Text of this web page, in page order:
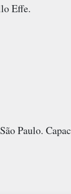
Effe.
Paulo.